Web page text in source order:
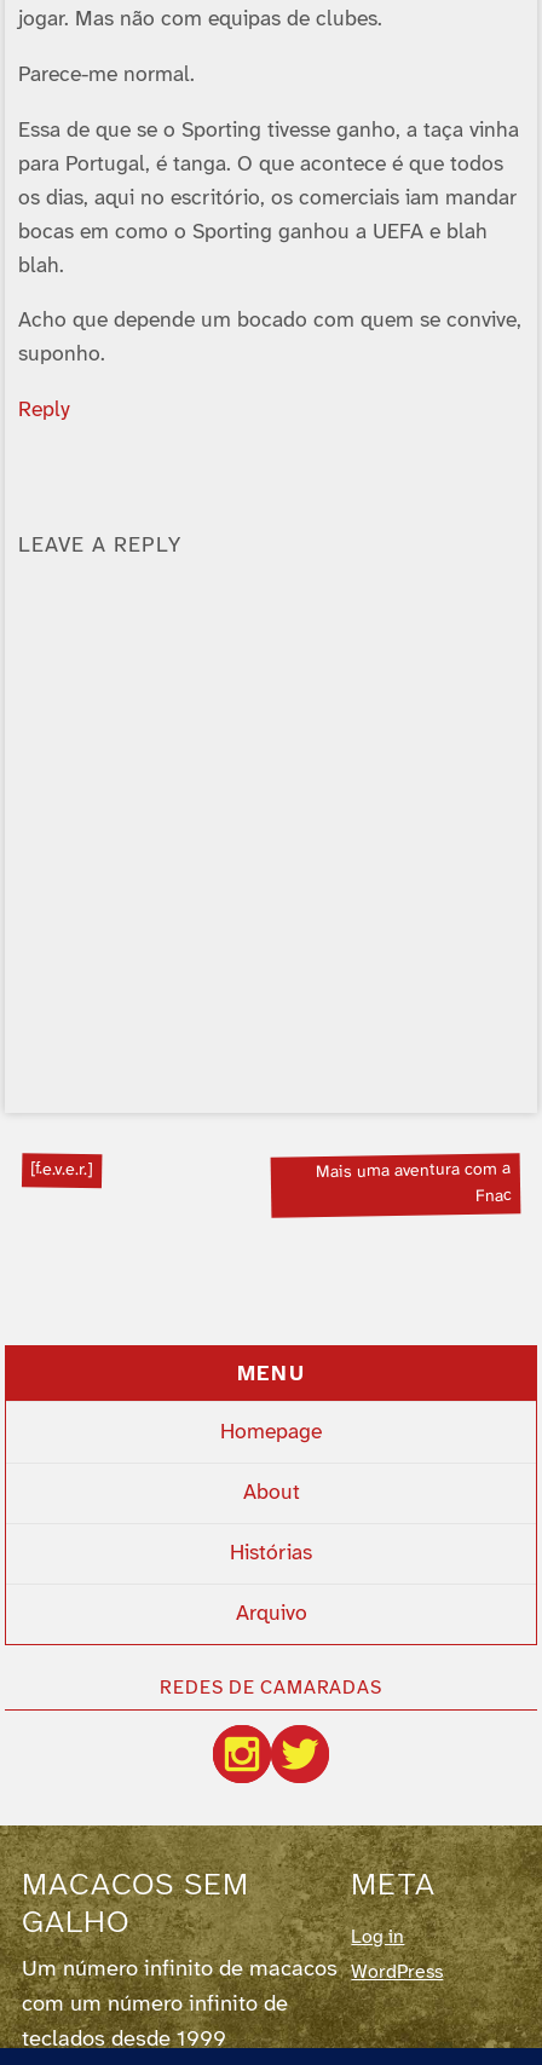
jogar. Mas não com equipas de clubes.
Parece-me normal.
Essa de que se o Sporting tivesse ganho, a taça vinha
para Portugal, é tanga. O que acontece é que todos
os dias, aqui no escritório, os comerciais iam mandar
bocas em como o Sporting ganhou a UEFA e blah
blah.
Acho que depende um bocado com quem se convive,
suponho.
Reply
LEAVE A REPLY
[f.e.v.e.r.] Mais uma aventura com a
Fnac
MENU
Homepage
About
Histórias
Arquivo
REDES DE CAMARADAS
MACACOS SEM
GALHO
Um número infinito de macacos
com um número infinito de
teclados desde 1999
META
Log in
WordPress